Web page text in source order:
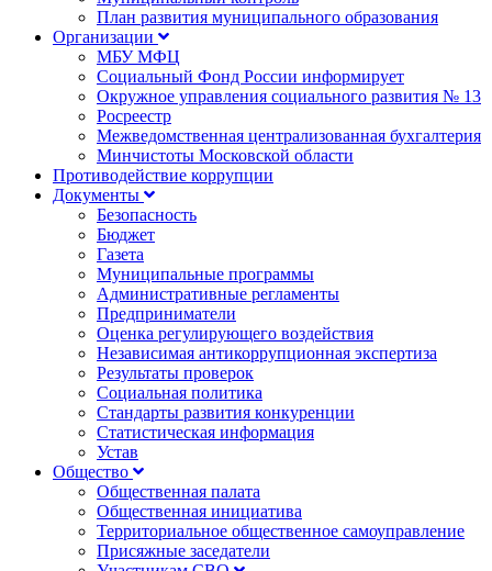
План развития муниципального образования
Организации
МБУ МФЦ
Социальный Фонд России информирует
Окружное управления социального развития № 13
Росреестр
Межведомственная централизованная бухгалтерия
Минчистоты Московской области
Противодействие коррупции
Документы
Безопасность
Бюджет
Газета
Муниципальные программы
Административные регламенты
Предприниматели
Оценка регулирующего воздействия
Независимая антикоррупционная экспертиза
Результаты проверок
Социальная политика
Стандарты развития конкуренции
Статистическая информация
Устав
Общество
Общественная палата
Общественная инициатива
Территориальное общественное самоуправление
Присяжные заседатели